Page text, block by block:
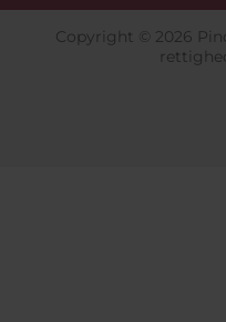
Copyright © 2026